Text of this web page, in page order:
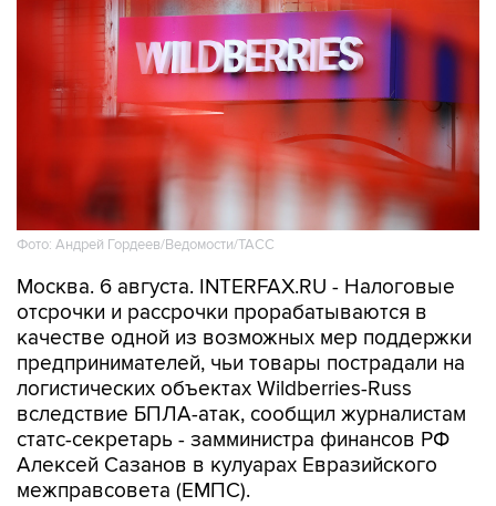
Фото: Андрей Гордеев/Ведомости/ТАСС
Москва. 6 августа. INTERFAX.RU - Налоговые
отсрочки и рассрочки прорабатываются в
качестве одной из возможных мер поддержки
предпринимателей, чьи товары пострадали на
логистических объектах Wildberries-Russ
вследствие БПЛА-атак, сообщил журналистам
статс-секретарь - замминистра финансов РФ
Алексей Сазанов в кулуарах Евразийского
межправсовета (ЕМПС).